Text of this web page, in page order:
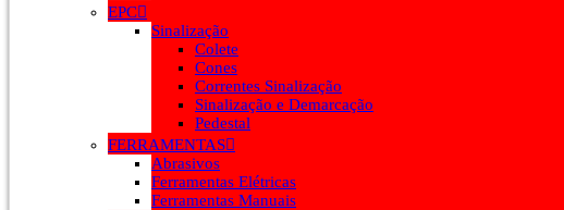
EPC
Sinalização
Colete
Cones
Correntes Sinalização
Sinalização e Demarcação
Pedestal
FERRAMENTAS
Abrasivos
Ferramentas Elétricas
Ferramentas Manuais